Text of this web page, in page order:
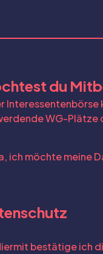
du
WG-Plätze
ich möchte meine
bestätige ich